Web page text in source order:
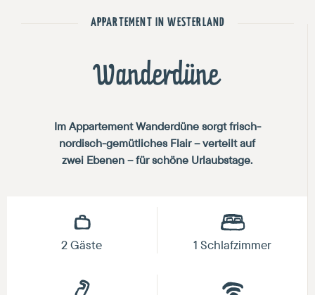
APPARTEMENT IN WESTERLAND
Wanderdüne
Im Appartement Wanderdüne sorgt frisch-
nordisch-gemütliches Flair – verteilt auf
zwei Ebenen – für schöne Urlaubstage.
2 Gäste 1 Schlafzimmer